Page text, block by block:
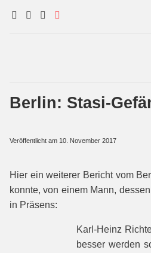
Berlin: Stasi-
Veröffentlicht am 10. November 2017
Hier ein weiterer Bericht vom
konnte, von einem Mann,
in Präsens:
Karl-Heinz
besser werden